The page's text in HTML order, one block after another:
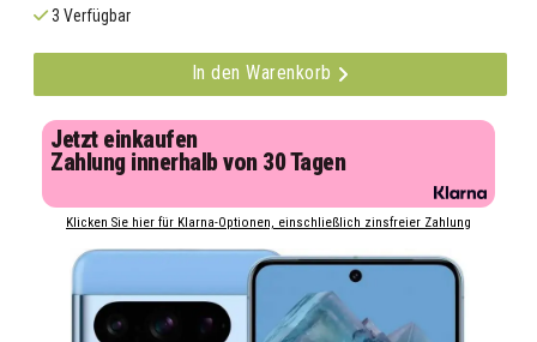
3 Verfügbar
In den Warenkorb
Jetzt einkaufen
Zahlung innerhalb von 30 Tagen
Klicken Sie hier für Klarna-Optionen, einschließlich zinsfreier Zahlung